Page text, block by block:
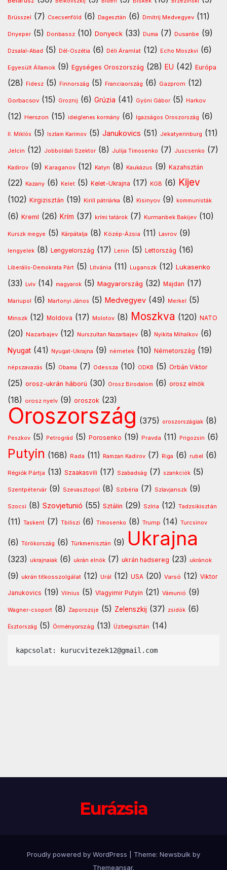
Brüsszel (7) Csecsenföld (6) Dagesztán (6) Dmitrij Medvegyev (11)
Dnyeper (5) Donbassz (10) Donyeck (33) Duma (7) Dusanbe (9)
Dzsalal-Abad (5) Dél-Oszétia (6) Déli Áramlat (12) Echo Moszkvi (6)
Egyesült Államok (9) Egységes Oroszország (28) EU (42) Európa
(28) Fidesz (5) Finnország (5) Franciaország (6) Gazprom (12)
Gorbacsov (15) Groznij (6) Grúzia (41) Gyóni Gábor (5) Harkov
(12) Herszon (15) ideiglenes kormány (6) Igazságos Oroszország (6)
II. Miklós (5) Iszlam Karimov (5) Janukovics (51) Jekatyerinburg (11)
Jelcin (12) Jobboldali Szektor (8) Julija Timosenko (7) Juscsenko (7)
Kadirov (9) Karaganov (12) Katyn (8) Kaukázus (9) Kazahsztán
(22) Kazany (6) Kelet (5) Kelet-Ukrajna (17) KGB (6) Kijev
(102) Kirgizisztán (19) Kirill pátriárka (8) Kisinyov (9) kommunisták
(6) Kreml (26) Krím (37) krími tatárok (7) Kurmanbek Bakijev (10)
Kurszk megye (5) Kárpátalja (8) Közép-Ázsia (11) Lavrov (9)
lengyelek (8) Lengyelország (17) Lenin (5) Lettország (16)
Liberális-Demokrata Párt (5) Litvánia (11) Luganszk (12) Lukasenko
(33) Lviv (14) magyarok (5) Magyarország (32) Majdan (17)
Mariupol (6) Martonyi János (5) Medvegyev (49) Merkel (5)
Minszk (12) Moldova (17) Molotov (8) Moszkva (120) NATO
(20) Nazarbajev (12) Nurszultan Nazarbajev (8) Nyikita Mihalkov (6)
Nyugat (41) Nyugat-Ukrajna (9) németek (10) Németország (19)
népszavazás (5) Obama (7) Odessza (10) ODKB (5) Orbán Viktor
(25) orosz-ukrán háború (30) Orosz Birodalom (6) orosz elnök
(18) orosz nyelv (9) oroszok (23)
Oroszország (375) oroszországiak (8)
Peszkov (5) Petrográd (5) Porosenko (19) Pravda (11) Prigozsin (6)
Putyin (168) Rada (11) Ramzan Kadirov (7) Riga (6) rubel (6)
Régiók Pártja (13) Szaakasvili (17) Szabadság (7) szankciók (5)
Szentpétervár (9) Szevasztopol (8) Szibéria (7) Szlavjanszk (9)
Szocsi (8) Szovjetunió (55) Sztálin (29) Szíria (12) Tadzsikisztán
(11) Taskent (7) Tbiliszi (6) Timosenko (8) Trump (14) Turcsinov
(6) Törökország (6) Türkmenisztán (9) Ukrajna
(323) ukrajnaiak (6) ukrán elnök (7) ukrán hadsereg (23) ukránok
(9) ukrán titkosszolgálat (12) Urál (12) USA (20) Varsó (12) Viktor
Janukovics (19) Vilnius (5) Vlagyimir Putyin (21) Vámunió (9)
Wagner-csoport (8) Zaporozsje (5) Zelenszkij (37) zsidók (6)
Észtország (5) Örményország (13) Üzbegisztán (14)
kapcsolat: kurucvitezek12@gmail.com
Eurázsia
Proudly powered by WordPress Theme: Newsbulk by
Themeansar.